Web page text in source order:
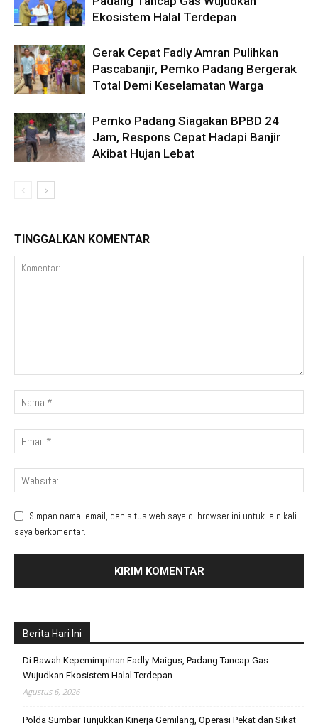
Ekosistem Halal Terdepan
Gerak Cepat Fadly Amran Pulihkan
Pascabanjir, Pemko Padang Bergerak
Total Demi Keselamatan Warga
Pemko Padang Siagakan BPBD 24
Jam, Respons Cepat Hadapi Banjir
Akibat Hujan Lebat
TINGGALKAN KOMENTAR
Simpan nama, email, dan situs web saya di browser ini untuk lain kali
saya berkomentar.
Berita Hari Ini
Di Bawah Kepemimpinan Fadly-Maigus, Padang Tancap Gas
Wujudkan Ekosistem Halal Terdepan
Agustus 6, 2026
Polda Sumbar Tunjukkan Kinerja Gemilang, Operasi Pekat dan Sikat